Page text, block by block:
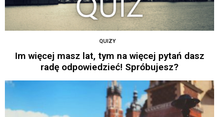
QUIZY
Im więcej masz lat, tym na więcej pytań dasz
radę odpowiedzieć! Spróbujesz?